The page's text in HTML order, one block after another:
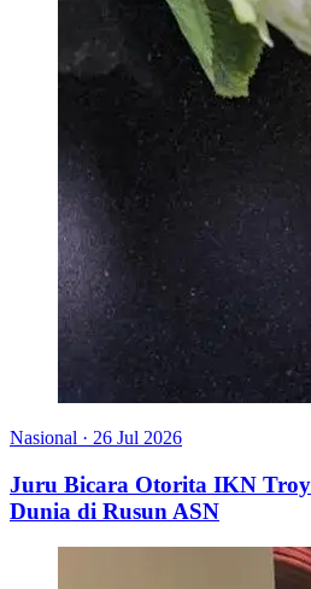
Nasional · 26 Jul 2026
Juru Bicara Otorita IKN
Dunia di Rusun ASN